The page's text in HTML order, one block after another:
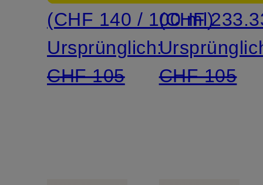
(CHF 140 / 100 ml)
Ursprünglich:
CHF 105
(CHF
CHF 105